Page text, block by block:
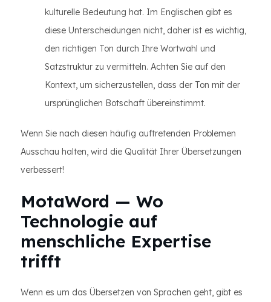
kulturelle Bedeutung hat. Im Englischen gibt es
diese Unterscheidungen nicht, daher ist es wichtig,
den richtigen Ton durch Ihre Wortwahl und
Satzstruktur zu vermitteln. Achten Sie auf den
Kontext, um sicherzustellen, dass der Ton mit der
ursprünglichen Botschaft übereinstimmt.
Wenn Sie nach diesen häufig auftretenden Problemen
Ausschau halten, wird die Qualität Ihrer Übersetzungen
verbessert!
MotaWord — Wo
Technologie auf
menschliche Expertise
trifft
Wenn es um das Übersetzen von Sprachen geht, gibt es